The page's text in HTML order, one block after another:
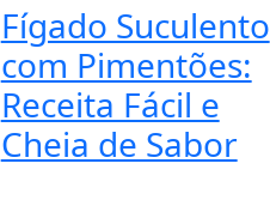
Fígado Suculento
com Pimentões:
Receita Fácil e
Cheia de Sabor